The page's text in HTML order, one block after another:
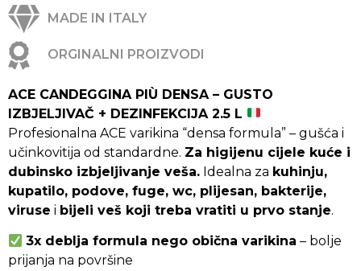
MADE IN ITALY
ORGINALNI PROIZVODI
ACE CANDEGGINA PIÙ DENSA – GUSTO
IZBJELJIVAČ + DEZINFEKCIJA 2.5 L
Profesionalna ACE varikina “densa formula” – gušća i
učinkovitija od standardne. Za higijenu cijele kuće i
dubinsko izbjeljivanje veša. Idealna za kuhinju,
kupatilo, podove, fuge, wc, plijesan, bakterije,
viruse i bijeli veš koji treba vratiti u prvo stanje.
3x deblja formula nego obična varikina – bolje
prijanja na površine